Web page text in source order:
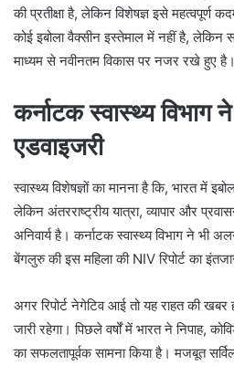
की प्रतीक्षा है, लेकिन विशेषज्ञ इसे महत्वपूर्ण
कोई इबोला वैक्सीन इस्तेमाल में नहीं है, लेकिन
माध्यम से नवीनतम विकास पर नजर रखे हुए है।
कर्नाटक स्वास्थ्य विभाग
एडवाइजरी
स्वास्थ्य विशेषज्ञों का मानना है कि, भारत में
लेकिन अंतरराष्ट्रीय यात्रा, व्यापार और
अनिवार्य है। कर्नाटक स्वास्थ्य विभाग ने भी
बेंगलुरु की इस महिला की NIV रिपोर्ट का
अगर रिपोर्ट नेगेटिव आई तो यह राहत की
जारी रहेगा। पिछले वर्षों में भारत ने निपाह,
का सफलतापूर्वक सामना किया है। मजबूत